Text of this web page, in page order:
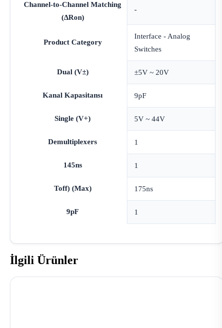
Channel-to-Channel Matching
(ΔRon)
-
Product Category
Interface - Analog
Switches
Dual (V±) ±5V ~ 20V
Kanal Kapasitansı 9pF
Single (V+) 5V ~ 44V
Demultiplexers 1
145ns 1
Toff) (Max) 175ns
9pF 1
İlgili Ürünler